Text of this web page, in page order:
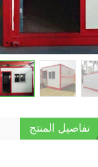
تفاصيل المنتج